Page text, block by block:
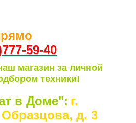
7-59-40
магазин за личной
техники!
в Доме": г.
д. 3